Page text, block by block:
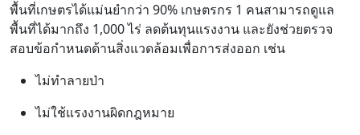
พื้นที่เกษตรได้แม่นยำกว่า 90% เกษตรกร 1 คนสามารถดูแล
พื้นที่ได้มากถึง 1,000 ไร่ ลดต้นทุนแรงงาน และยังช่วยตรวจ
สอบข้อกำหนดด้านสิ่งแวดล้อมเพื่อการส่งออก เช่น
ไม่ทำลายป่า
ไม่ใช้แรงงานผิดกฎหมาย